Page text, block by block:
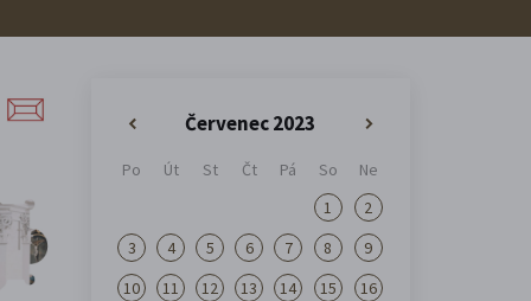
Červenec 2023
»
Po Út St Čt Pá So
Ne
1
2
3
4 5 6 7 8
9
10
11 12 13 14 15
16